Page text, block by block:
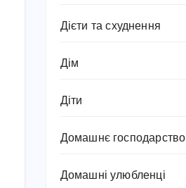
Дієти та схуднення
Дім
Діти
Домашнє господарство
Домашні улюбленці